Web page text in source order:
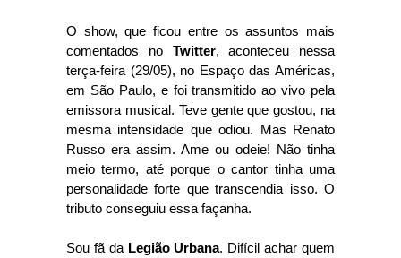
O show, que ficou entre os assuntos mais
comentados no Twitter, aconteceu nessa
terça-feira (29/05), no Espaço das Américas,
em São Paulo, e foi transmitido ao vivo pela
emissora musical. Teve gente que gostou, na
mesma intensidade que odiou. Mas Renato
Russo era assim. Ame ou odeie! Não tinha
meio termo, até porque o cantor tinha uma
personalidade forte que transcendia isso. O
tributo conseguiu essa façanha.
Sou fã da Legião Urbana. Difícil achar quem